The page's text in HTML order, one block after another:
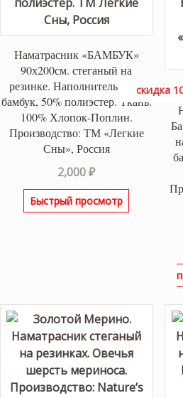
Наматрасник «БАМБУК»
90х200см. стеганый на
резинке. Наполнитель: 50%
бамбук, 50% полиэстер. Ткань:
100% Хлопок-Поплин.
Производство: ТМ «Легкие
Сны», Россия
2,000₽
Быстрый просмотр
скидка